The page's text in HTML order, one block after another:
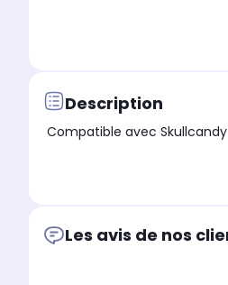
Description
Compatible avec Skullcandy
Les avis de nos